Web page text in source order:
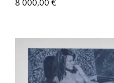
8 000,00 €